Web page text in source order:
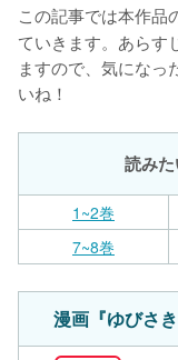
この記事では本作品
ていきます。あらす
ますので、気になっ
いね！
読み
1~2巻
7~8巻
漫画『ゆびさ